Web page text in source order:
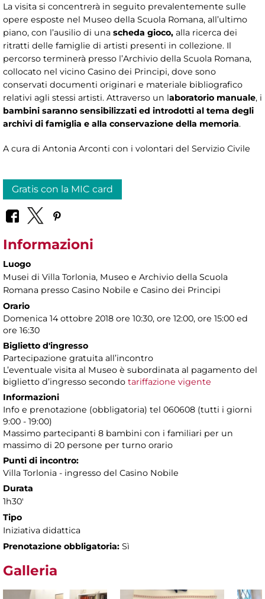
La visita si concentrerà in seguito prevalentemente sulle
opere esposte nel Museo della Scuola Romana, all’ultimo
piano, con l’ausilio di una scheda gioco, alla ricerca dei
ritratti delle famiglie di artisti presenti in collezione. Il
percorso terminerà presso l’Archivio della Scuola Romana,
collocato nel vicino Casino dei Principi, dove sono
conservati documenti originari e materiale bibliografico
relativi agli stessi artisti. Attraverso un laboratorio manuale, i
bambini saranno sensibilizzati ed introdotti al tema degli
archivi di famiglia e alla conservazione della memoria.
A cura di Antonia Arconti con i volontari del Servizio Civile
Gratis con la MIC card
Informazioni
Luogo
Musei di Villa Torlonia, Museo e Archivio della Scuola
Romana presso Casino Nobile e Casino dei Principi
Orario
Domenica 14 ottobre 2018 ore 10:30, ore 12:00, ore 15:00 ed
ore 16:30
Biglietto d'ingresso
Partecipazione gratuita all’incontro
L’eventuale visita al Museo è subordinata al pagamento del
biglietto d’ingresso secondo tariffazione vigente
Informazioni
Info e prenotazione (obbligatoria) tel 060608 (tutti i giorni
9:00 - 19:00)
Massimo partecipanti 8 bambini con i familiari per un
massimo di 20 persone per turno orario
Punti di incontro:
Villa Torlonia - ingresso del Casino Nobile
Durata
1h30'
Tipo
Iniziativa didattica
Prenotazione obbligatoria: Sì
Galleria